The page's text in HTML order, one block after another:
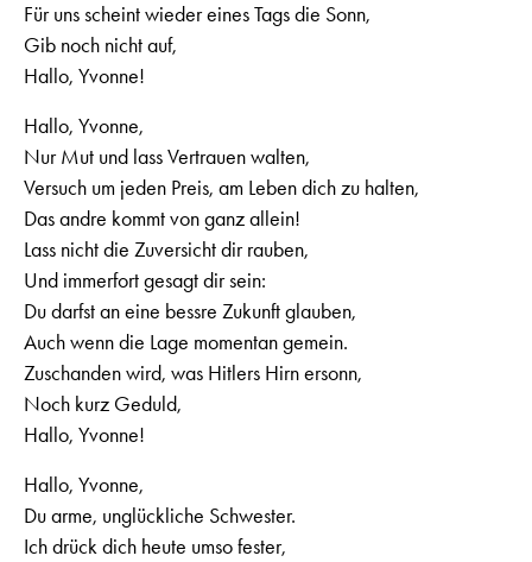
Für uns scheint wieder eines Tags die Sonn,
Gib noch nicht auf,
Hallo, Yvonne!
Hallo, Yvonne,
Nur Mut und lass Vertrauen walten,
Versuch um jeden Preis, am Leben dich zu halten,
Das andre kommt von ganz allein!
Lass nicht die Zuversicht dir rauben,
Und immerfort gesagt dir sein:
Du darfst an eine bessre Zukunft glauben,
Auch wenn die Lage momentan gemein.
Zuschanden wird, was Hitlers Hirn ersonn,
Noch kurz Geduld,
Hallo, Yvonne!
Hallo, Yvonne,
Du arme, unglückliche Schwester.
Ich drück dich heute umso fester,